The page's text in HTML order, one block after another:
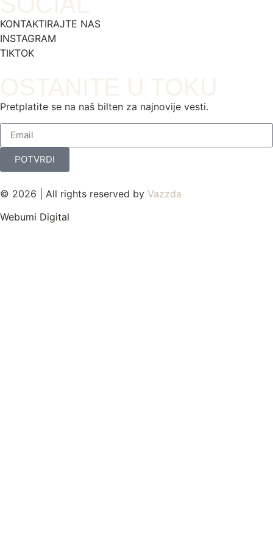
KONTAKTIRAJTE NAS
INSTAGRAM
TIKTOK
Pretplatite se na naš bilten za najnovije vesti.
POTVRDI
© 2026 | All rights reserved by Vazzda
Webumi Digital